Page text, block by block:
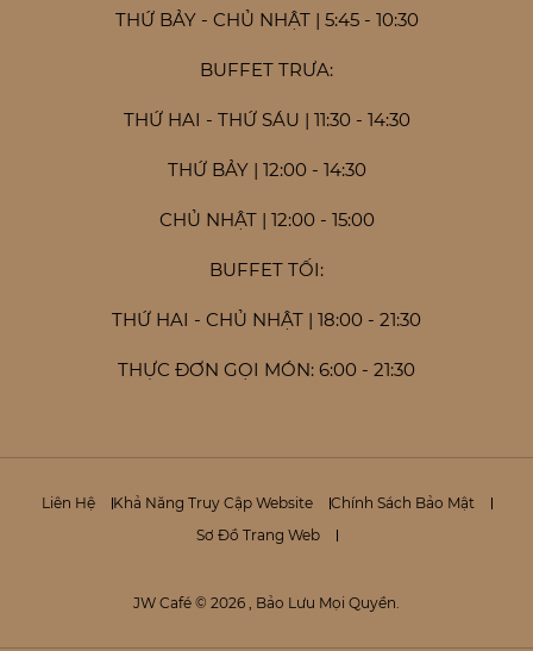
THỨ BẢY - CHỦ NHẬT | 5:45 - 10:30
BUFFET TRƯA:
THỨ HAI - THỨ SÁU | 11:30 - 14:30
THỨ BẢY | 12:00 - 14:30
CHỦ NHẬT | 12:00 - 15:00
BUFFET TỐI:
THỨ HAI - CHỦ NHẬT | 18:00 - 21:30
THỰC ĐƠN GỌI MÓN: 6:00 - 21:30
Liên Hệ Khả Năng Truy Cập Website
Chính Sách Bảo Mật
Sơ Đồ Trang Web
JW Café © 2026 , Bảo Lưu Mọi Quyền.